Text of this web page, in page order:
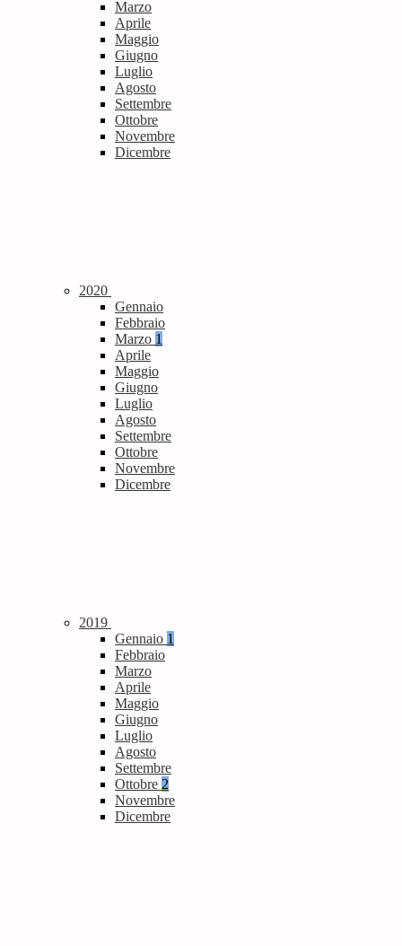
Marzo
Aprile
Maggio
Giugno
Luglio
Agosto
Settembre
Ottobre
Novembre
Dicembre
2020
Gennaio
Febbraio
Marzo 1
Aprile
Maggio
Giugno
Luglio
Agosto
Settembre
Ottobre
Novembre
Dicembre
2019
Gennaio 1
Febbraio
Marzo
Aprile
Maggio
Giugno
Luglio
Agosto
Settembre
Ottobre 2
Novembre
Dicembre